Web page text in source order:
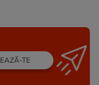
TE